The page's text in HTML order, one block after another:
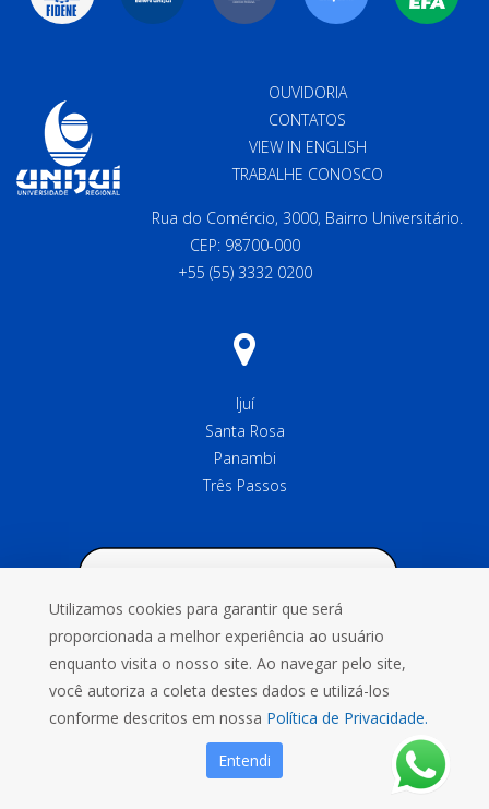
OUVIDORIA
CONTATOS
VIEW IN ENGLISH
TRABALHE CONOSCO
Rua do Comércio, 3000, Bairro Universitário.
CEP: 98700-000
+55 (55) 3332 0200
Ijuí
Santa Rosa
Panambi
Três Passos
Utilizamos cookies para garantir que será
proporcionada a melhor experiência ao usuário
enquanto visita o nosso site. Ao navegar pelo site,
você autoriza a coleta destes dados e utilizá-los
conforme descritos em nossa Política de Privacidade.
Entendi